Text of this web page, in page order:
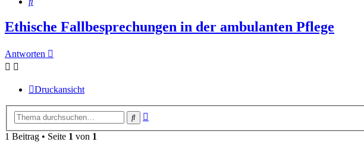
Ethische Fallbesprechungen in der ambulanten Pflege
Antworten
Druckansicht
Suche
1 Beitrag • Seite 1 von 1